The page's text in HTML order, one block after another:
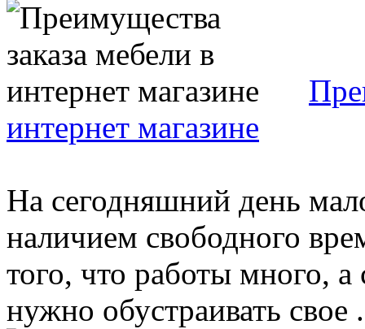
интернет магазине
На сегодняшний день
наличием свободного
того, что работы много,
нужно обустраивать свое